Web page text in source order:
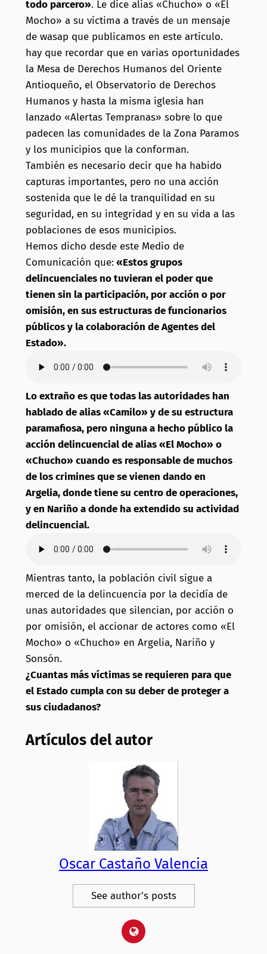
todo parcero». Le dice alias «Chucho» o «El
Mocho» a su víctima a través de un mensaje
de wasap que publicamos en este artículo.
hay que recordar que en varias oportunidades
la Mesa de Derechos Humanos del Oriente
Antioqueño, el Observatorio de Derechos
Humanos y hasta la misma iglesia han
lanzado «Alertas Tempranas» sobre lo que
padecen las comunidades de la Zona Paramos
y los municipios que la conforman.
También es necesario decir que ha habido
capturas importantes, pero no una acción
sostenida que le dé la tranquilidad en su
seguridad, en su integridad y en su vida a las
poblaciones de esos municipios.
Hemos dicho desde este Medio de
Comunicación que:«Estos grupos
delincuenciales no tuvieran el poder que
tienen sin la participación, por acción o por
omisión, en sus estructuras de funcionarios
públicos y la colaboración de Agentes del
Estado».
Lo extraño es que todas las autoridades han
hablado de alias «Camilo» y de su estructura
paramafiosa, pero ninguna a hecho público la
acción delincuencial de alias «El Mocho» o
«Chucho» cuando es responsable de muchos
de los crimines que se vienen dando en
Argelia, donde tiene su centro de operaciones,
y en Nariño a donde ha extendido su actividad
delincuencial.
Mientras tanto, la población civil sigue a
merced de la delincuencia por la decidía de
unas autoridades que silencian, por acción o
por omisión, el accionar de actores como «El
Mocho» o «Chucho» en Argelia, Nariño y
Sonsón.
¿Cuantas más víctimas se requieren para que
el Estado cumpla con su deber de proteger a
sus ciudadanos?
Artículos del autor
Oscar Castaño Valencia
See author's posts